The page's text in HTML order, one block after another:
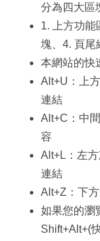
分為四大區
1. 上方功能
塊、4. 頁尾
本網站的快
Alt+U：上
連結
Alt+C：中
容
Alt+L：左
連結
Alt+Z：下
如果您的瀏
Shift+Alt+(